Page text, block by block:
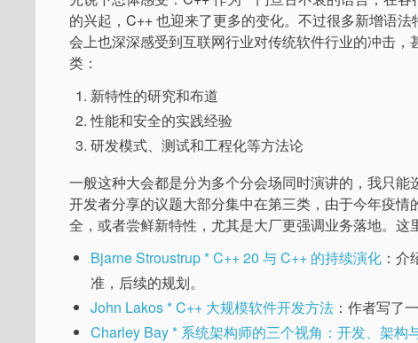
的兴起，C++ 也迎来了更多的变化。不过很多新增语
会上也深深感受到互联网行业对传统软件行业的冲击
类：
新特性的研究和布道
性能和安全的实践经验
研发模式、测试和工程化等方法论
一般这种大会都是分为多个分会场同时演讲的，我只
开发者分享的议题大部分集中在第三类，由于今年疫
全，或者尝鲜新特性，尤其是大厂更强调业务落地。
Bjarne Stroustrup * C++ 20 与 C++ 的持续演化 ：
准，后续的规划。
John Lakos * C++ 大规模软件开发方法 ：作者写了
Charley Bay * 系统架构师的三个视角：开发、架构